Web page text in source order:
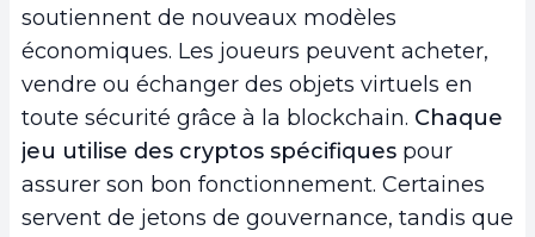
soutiennent de nouveaux modèles
économiques. Les joueurs peuvent acheter,
vendre ou échanger des objets virtuels en
toute sécurité grâce à la blockchain. Chaque
jeu utilise des cryptos spécifiques pour
assurer son bon fonctionnement. Certaines
servent de jetons de gouvernance, tandis que